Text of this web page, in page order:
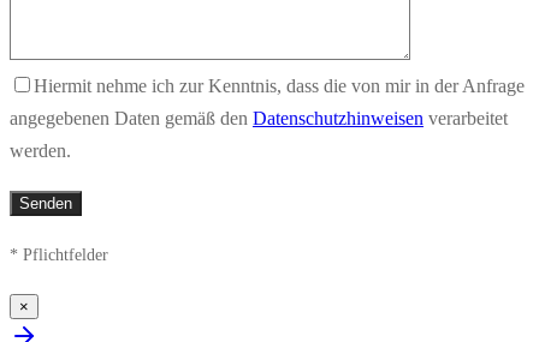
Hiermit nehme ich zur Kenntnis, dass die von mir in der Anfrage
angegebenen Daten gemäß den Datenschutzhinweisen verarbeitet
werden.
* Pflichtfelder
×